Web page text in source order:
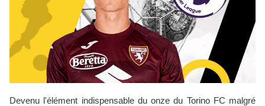
Devenu l'élément indispensable du onze du Torino FC malgré